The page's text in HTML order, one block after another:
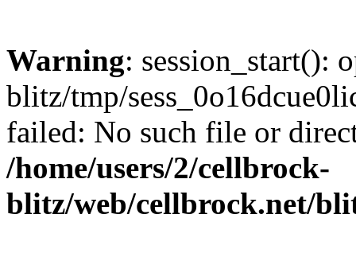
Warning: session_start():
blitz/tmp/
failed: No such file or
/home/users/2/cellbrock-
blitz/web/cellbrock.net/